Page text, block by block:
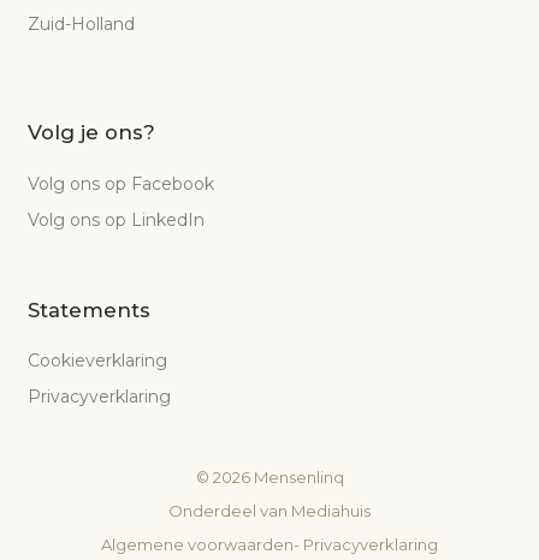
Zuid-Holland
Volg je ons?
Volg ons op Facebook
Volg ons op LinkedIn
Statements
Cookieverklaring
Privacyverklaring
© 2026Mensenlinq
Onderdeel van Mediahuis
Algemene voorwaarden- Privacyverklaring